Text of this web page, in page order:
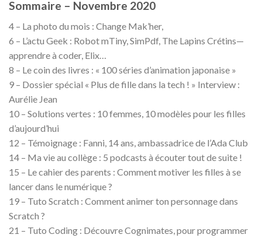
Sommaire – Novembre 2020
4 – La photo du mois : Change Mak’her,
6 – L’actu Geek : Robot mTiny, SimPdf, The Lapins Crétins—
apprendre à coder, Elix…
8 – Le coin des livres : « 100 séries d’animation japonaise »
9 – Dossier spécial « Plus de fille dans la tech ! » Interview :
Aurélie Jean
10 – Solutions vertes : 10 femmes, 10 modèles pour les filles
d’aujourd’hui
12 – Témoignage : Fanni, 14 ans, ambassadrice de l’Ada Club
14 – Ma vie au collège : 5 podcasts à écouter tout de suite !
15 – Le cahier des parents : Comment motiver les filles à se
lancer dans le numérique ?
19 – Tuto Scratch : Comment animer ton personnage dans
Scratch ?
21 – Tuto Coding : Découvre Cognimates, pour programmer